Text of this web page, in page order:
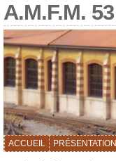
A.M.F.M. 53
ACCUEIL PRÉSENTATION